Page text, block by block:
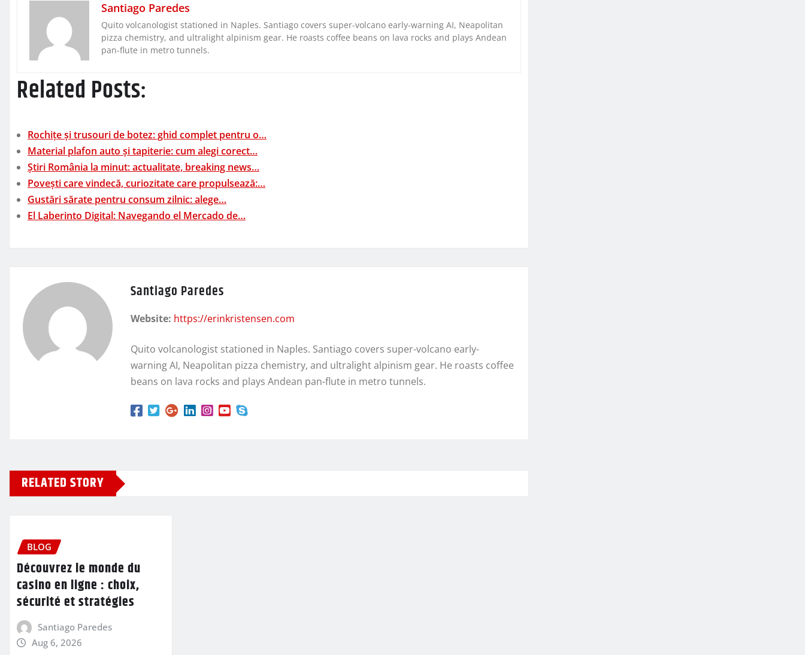
Santiago Paredes
Quito volcanologist stationed in Naples. Santiago covers super-volcano early-warning AI, Neapolitan
pizza chemistry, and ultralight alpinism gear. He roasts coffee beans on lava rocks and plays Andean
pan-flute in metro tunnels.
Related Posts:
Rochițe și trusouri de botez: ghid complet pentru o…
Material plafon auto și tapiterie: cum alegi corect…
Știri România la minut: actualitate, breaking news…
Povești care vindecă, curiozitate care propulsează:…
Gustări sărate pentru consum zilnic: alege…
El Laberinto Digital: Navegando el Mercado de…
Santiago Paredes
Website: https://erinkristensen.com
Quito volcanologist stationed in Naples. Santiago covers super-volcano early-
warning AI, Neapolitan pizza chemistry, and ultralight alpinism gear. He roasts coffee
beans on lava rocks and plays Andean pan-flute in metro tunnels.
RELATED STORY
BLOG
Découvrez le monde du
casino en ligne : choix,
sécurité et stratégies
Santiago Paredes
Aug 6, 2026